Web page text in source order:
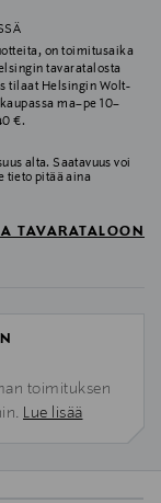
on toimitusaika
tavaratalosta
tilaat Helsingin Wolt-
ma–pe 10–
€.
alta. Saatavuus voi
tieto pitää aina
TAVARATALOON
toimituksen
Lue lisää